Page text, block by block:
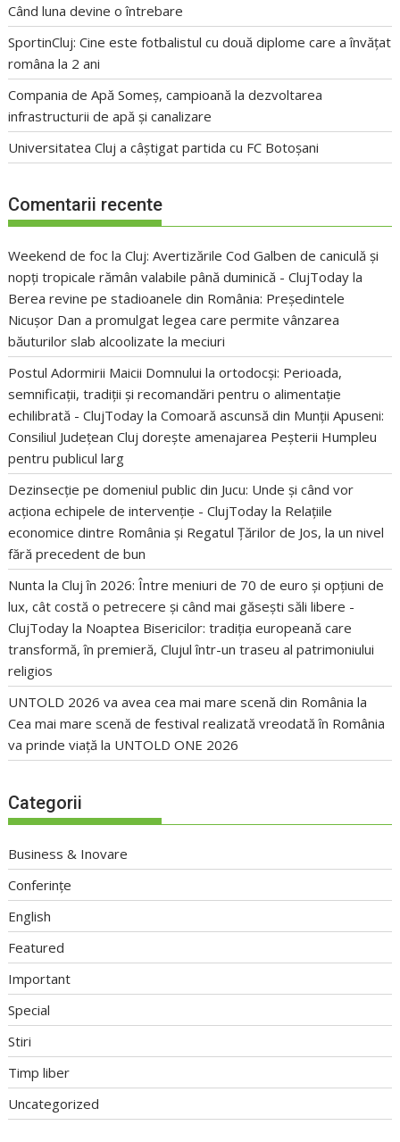
Când luna devine o întrebare
SportinCluj: Cine este fotbalistul cu două diplome care a învățat
româna la 2 ani
Compania de Apă Someș, campioană la dezvoltarea
infrastructurii de apă și canalizare
Universitatea Cluj a câștigat partida cu FC Botoșani
Comentarii recente
Weekend de foc la Cluj: Avertizările Cod Galben de caniculă și
nopți tropicale rămân valabile până duminică - ClujToday la
Berea revine pe stadioanele din România: Președintele
Nicușor Dan a promulgat legea care permite vânzarea
băuturilor slab alcoolizate la meciuri
Postul Adormirii Maicii Domnului la ortodocși: Perioada,
semnificații, tradiții și recomandări pentru o alimentație
echilibrată - ClujToday laComoară ascunsă din Munții Apuseni:
Consiliul Județean Cluj dorește amenajarea Peșterii Humpleu
pentru publicul larg
Dezinsecție pe domeniul public din Jucu: Unde și când vor
acționa echipele de intervenție - ClujToday la Relațiile
economice dintre România și Regatul Țărilor de Jos, la un nivel
fără precedent de bun
Nunta la Cluj în 2026: Între meniuri de 70 de euro și opțiuni de
lux, cât costă o petrecere și când mai găsești săli libere -
ClujToday la Noaptea Bisericilor: tradiția europeană care
transformă, în premieră, Clujul într-un traseu al patrimoniului
religios
UNTOLD 2026 va avea cea mai mare scenă din România la
Cea mai mare scenă de festival realizată vreodată în România
va prinde viață la UNTOLD ONE 2026
Categorii
Business & Inovare
Conferințe
English
Featured
Important
Special
Stiri
Timp liber
Uncategorized